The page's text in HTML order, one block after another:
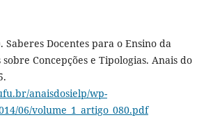
Saberes Docentes para o Ensino da
Concepções e Tipologias. Anais do
anaisdosielp/wp-
06/volume_1_artigo_080.pdf